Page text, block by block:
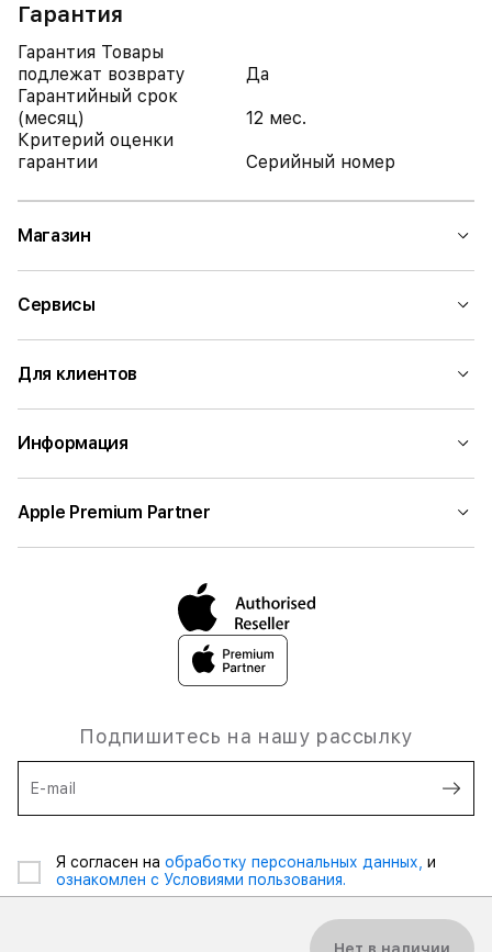
Гарантия
Гарантия Товары
подлежат возврату
Да
Гарантийный срок
(месяц)
12 мес.
Критерий оценки
гарантии
Серийный номер
Магазин
Сервисы
Для клиентов
Информация
Apple Premium Partner
Подпишитесь на нашу рассылку
E-mail
Я согласен на обработку персональных данных, и
ознакомлен с Условиями пользования.